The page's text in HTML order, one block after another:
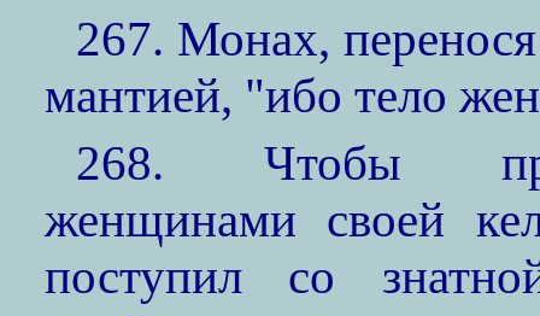
267. Монах,
мантией, "ибо тело
268. Чтобы
женщинами своей
поступил со